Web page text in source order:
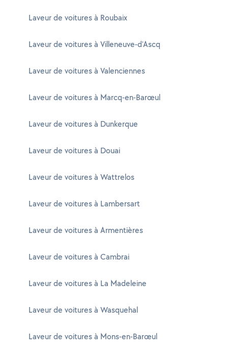
Laveur de voitures à Roubaix
Laveur de voitures à Villeneuve-d'Ascq
Laveur de voitures à Valenciennes
Laveur de voitures à Marcq-en-Barœul
Laveur de voitures à Dunkerque
Laveur de voitures à Douai
Laveur de voitures à Wattrelos
Laveur de voitures à Lambersart
Laveur de voitures à Armentières
Laveur de voitures à Cambrai
Laveur de voitures à La Madeleine
Laveur de voitures à Wasquehal
Laveur de voitures à Mons-en-Barœul